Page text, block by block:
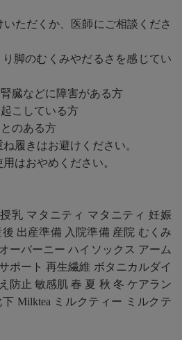
ただくか、医師にご相談くださ
脚のむくみやだるさを感じてい
臓などに障害がある方
こしている方
のある方
履きはお避けください。
はおやめください。
乳 マタニティ マタニティ 妊娠
出産準備 入院準備 産院 むくみ
ーバーニー ハイソックス アーム
ポート 再生繊維 ボタニカルダイ
防止 敏感肌 春 夏 秋 冬 ケアラン
Milktea ミルクティー ミルクテ